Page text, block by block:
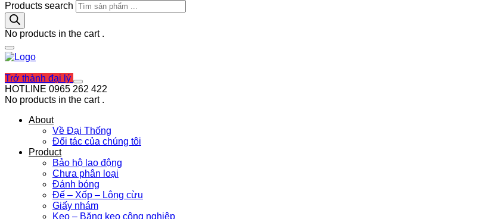
Products search
No products in the cart .
Trở thành đại lý
HOTLINE 0965 262 422
No products in the cart .
About
Về Đại Thống
Đối tác của chúng tôi
Product
Bảo hộ lao động
Chưa phân loại
Đánh bóng
Đế – Xốp – Lông cừu
Giấy nhám
Keo – Băng keo công nghiệp